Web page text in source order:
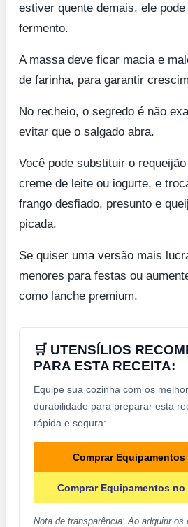
estiver quente demais, ele
fermento.
A massa deve ficar macia e
de farinha, para garantir
No recheio, o segredo é não
evitar que o salgado abra.
Você pode substituir o
creme de leite ou iogurte, e
frango desfiado, presunto e
picada.
Se quiser uma versão mais
menores para festas ou
como lanche premium.
🛒 UTENSÍLIOS
PARA ESTA RECEITA:
Equipe sua cozinha com os
durabilidade para preparar esta
rápida e segura:
Comprar Equipamentos
Comprar Equipamentos
Nota de transparência: Ao adquirir os